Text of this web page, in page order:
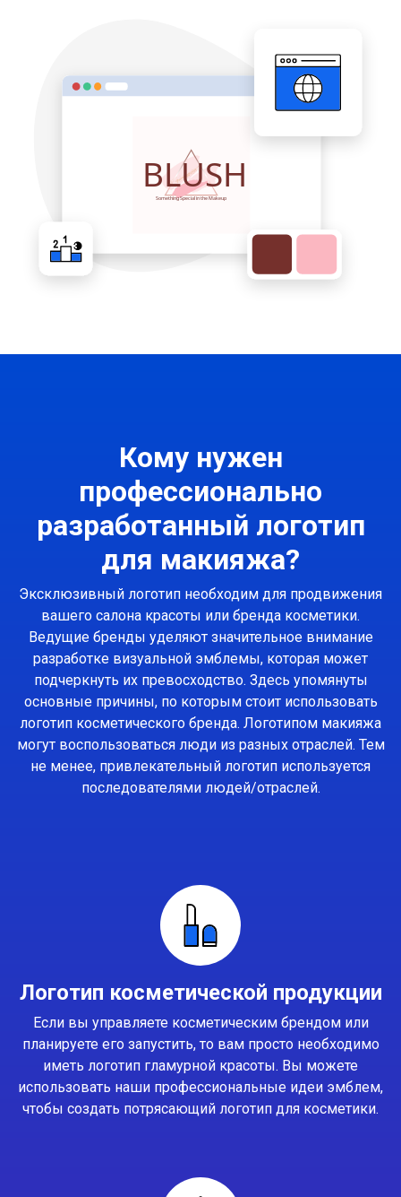
Кому нужен
профессионально
разработанный логотип
для макияжа?
Эксклюзивный логотип необходим для продвижения
вашего салона красоты или бренда косметики.
Ведущие бренды уделяют значительное внимание
разработке визуальной эмблемы, которая может
подчеркнуть их превосходство. Здесь упомянуты
основные причины, по которым стоит использовать
логотип косметического бренда. Логотипом макияжа
могут воспользоваться люди из разных отраслей. Тем
не менее, привлекательный логотип используется
последователями людей/отраслей.
Логотип косметической продукции
Если вы управляете косметическим брендом или
планируете его запустить, то вам просто необходимо
иметь логотип гламурной красоты. Вы можете
использовать наши профессиональные идеи эмблем,
чтобы создать потрясающий логотип для косметики.